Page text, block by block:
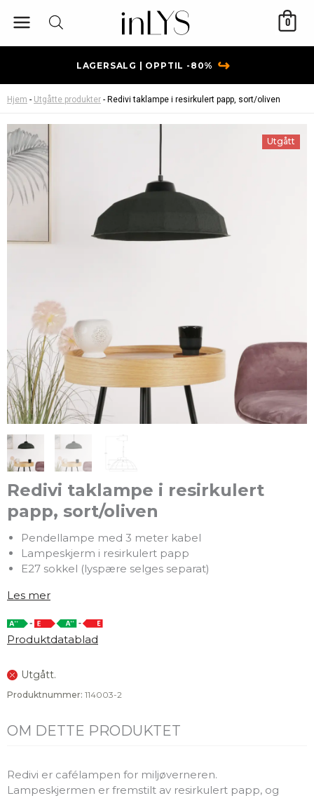
rett
0
LAGERSALG | OPPTIL -80% ↪
Hjem - Utgåtte produkter - Redivi taklampe i resirkulert papp, sort/oliven
Utgått
Redivi taklampe i resirkulert
papp, sort/oliven
Pendellampe med 3 meter kabel
Lampeskjerm i resirkulert papp
E27 sokkel (lyspære selges separat)
Les mer
Produktdatablad
Utgått.
Produktnummer: 114003-2
OM DETTE PRODUKTET
Redivi er cafélampen for miljøverneren.
Lampeskjermen er fremstilt av resirkulert papp, og